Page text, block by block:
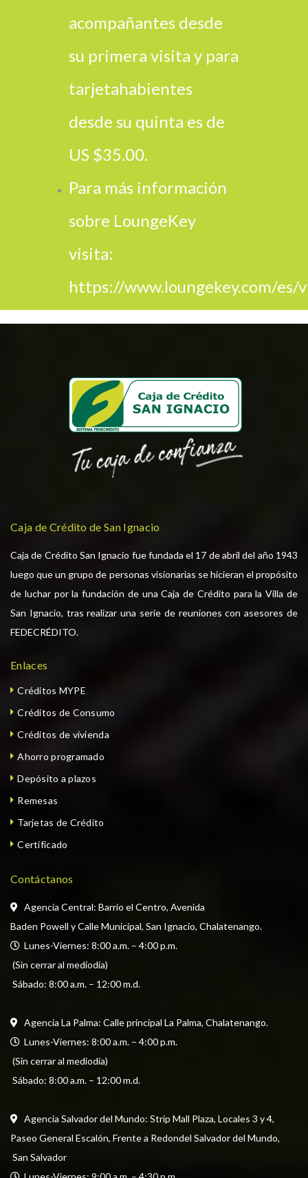
acompañantes desde
su primera visita y para
tarjetahabientes
desde su quinta es de
US $35.00.
Para más información
sobre LoungeKey
visita:
https://www.loungekey.com/
Caja de Crédito de San Ignacio
Caja de Crédito San Ignacio fue fundada el 17 de abril del año 1943
luego que un grupo de personas visionarias se hicieran el propósito
de luchar por la fundación de una Caja de Crédito para la Villa de
San Ignacio, tras realizar una serie de reuniones con asesores de
FEDECRÉDITO.
Enlaces
Créditos MYPE
Créditos de Consumo
Créditos de vivienda
Ahorro programado
Depósito a plazos
Remesas
Tarjetas de Crédito
Certificado
Contáctanos
Agencia Central: Barrio el Centro, Avenida
Baden Powell y Calle Municipal, San Ignacio, Chalatenango.
  Lunes-Viernes: 8:00 a.m. – 4:00 p.m.
(Sin cerrar al mediodía)
Sábado: 8:00 a.m. – 12:00 m.d.
Agencia La Palma: Calle principal La Palma, Chalatenango.
  Lunes-Viernes: 8:00 a.m. – 4:00 p.m.
(Sin cerrar al mediodía)
Sábado: 8:00 a.m. – 12:00 m.d.
Agencia Salvador del Mundo: Strip Mall Plaza, Locales 3 y 4,
Paseo General Escalón, Frente a Redondel Salvador del Mundo,
San Salvador